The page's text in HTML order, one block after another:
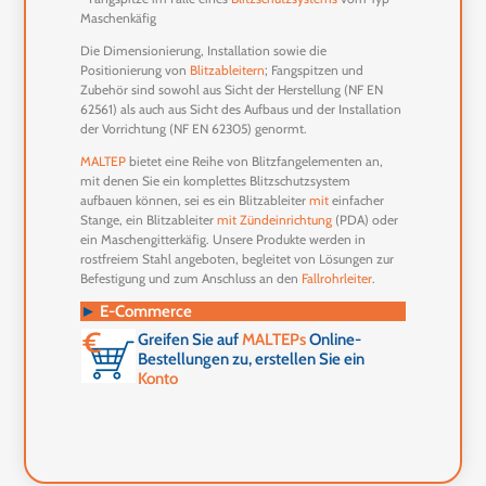
Maschenkäfig
Die Dimensionierung, Installation sowie die
Positionierung von Blitzableitern; Fangspitzen und
Zubehör sind sowohl aus Sicht der Herstellung (NF EN
62561) als auch aus Sicht des Aufbaus und der Installation
der Vorrichtung (NF EN 62305) genormt.
MALTEP bietet eine Reihe von Blitzfangelementen an,
mit denen Sie ein komplettes Blitzschutzsystem
aufbauen können, sei es ein Blitzableitermit einfacher
Stange, ein Blitzableitermit Zündeinrichtung (PDA) oder
ein Maschengitterkäfig. Unsere Produkte werden in
rostfreiem Stahl angeboten, begleitet von Lösungen zur
Befestigung und zum Anschluss an den Fallrohrleiter.
► E-Commerce
Greifen Sie aufMALTEPsOnline-
Bestellungen zu, erstellen Sie ein
Konto